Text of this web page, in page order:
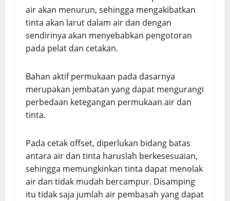
air akan menurun, sehingga mengakibatkan
tinta akan larut dalam air dan dengan
sendirinya akan menyebabkan pengotoran
pada pelat dan cetakan.
Bahan aktif permukaan pada dasarnya
merupakan jembatan yang dapat mengurangi
perbedaan ketegangan permukaan air dan
tinta.
Pada cetak offset, diperlukan bidang batas
antara air dan tinta haruslah berkesesuaian,
sehingga memungkinkan tinta dapat menolak
air dan tidak mudah bercampur. Disamping
itu tidak saja jumlah air pembasah yang dapat